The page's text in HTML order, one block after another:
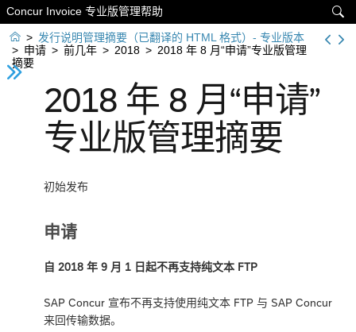

Concur Invoice 专业版管理帮助
 > 发行说明管理摘要（已翻译的 HTML 格式）- 专业版本
> 申请 > 前几年 > 2018 > 2018 年 8 月“申请”专业版管理
摘要
2018 年 8 月“申请”
专业版管理摘要
初始发布
申请
自 2018 年 9 月 1 日起不再支持纯文本 FTP
SAP Concur 宣布不再支持使用纯文本 FTP 与 SAP Concur
来回传输数据。